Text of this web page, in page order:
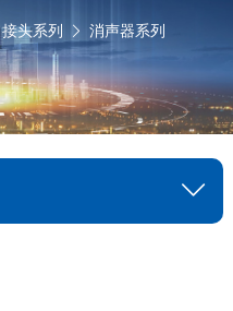
接头系列 消声器系列